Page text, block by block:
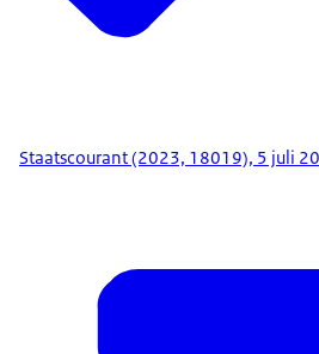
Staatscourant (2023, 18019), 5 juli